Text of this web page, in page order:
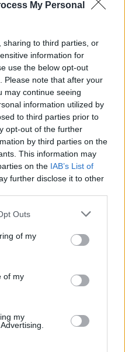
My Personal
sharing to third parties, or
information for
use the below opt-out
Please note that after your
may continue seeing
information utilized by
to third parties prior to
opt-out of the further
by third parties on the
This information may
on the IAB’s List of
further disclose it to other
uses one or more Google
You may click to
its third-party tags to
purposes in below Google
Outs
of my
of my
my
Ricordare che
aiuta a
bloccare le
dinamica e
il baricentro:
lavorare sul
preparare il
caricando
sul manubrio. In
breve
e trazione al
carico e sguardo
segue il peso, non
senza